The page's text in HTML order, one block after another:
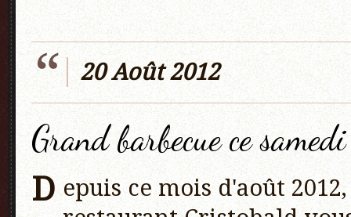
20 Août 2012
Grand barbecue ce
D epuis ce mois d'août